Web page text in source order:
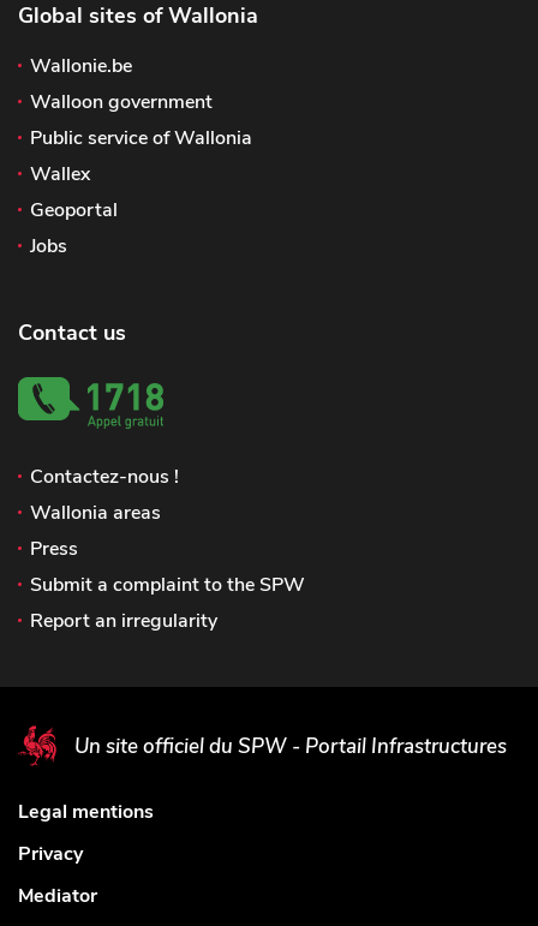
Global sites of Wallonia
Wallonie.be
Walloon government
Public service of Wallonia
Wallex
Geoportal
Jobs
Contact us
Contactez-nous !
Wallonia areas
Press
Submit a complaint to the SPW
Report an irregularity
Un site officiel du SPW - Portail Infrastructures
Legal mentions
Privacy
Mediator